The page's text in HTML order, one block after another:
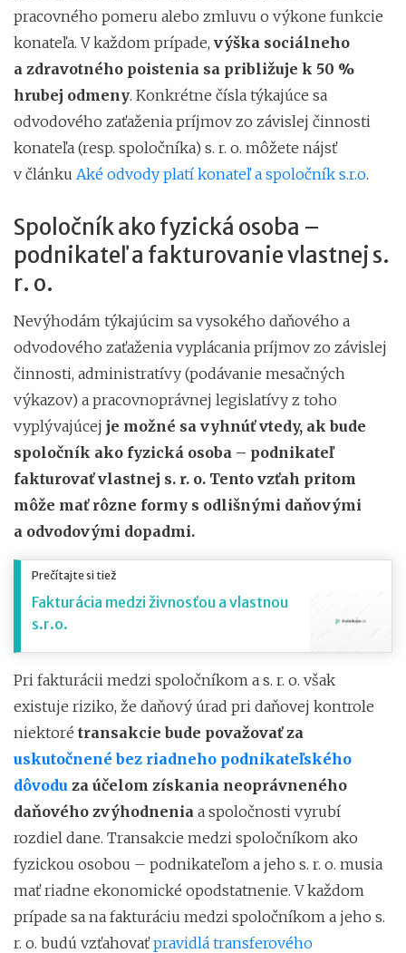
pracovného pomeru alebo zmluvu o výkone funkcie
konateľa. V každom prípade, výška sociálneho
a zdravotného poistenia sa približuje k 50 %
hrubej odmeny. Konkrétne čísla týkajúce sa
odvodového zaťaženia príjmov zo závislej činnosti
konateľa (resp. spoločníka) s. r. o. môžete nájsť
v článku Aké odvody platí konateľ a spoločník s.r.o.
Spoločník ako fyzická osoba –
podnikateľ a fakturovanie vlastnej s.
r. o.
Nevýhodám týkajúcim sa vysokého daňového a
odvodového zaťaženia vyplácania príjmov zo závislej
činnosti, administratívy (podávanie mesačných
výkazov) a pracovnoprávnej legislatívy z toho
vyplývajúcej je možné sa vyhnúť vtedy, ak bude
spoločník ako fyzická osoba – podnikateľ
fakturovať vlastnej s. r. o. Tento vzťah pritom
môže mať rôzne formy s odlišnými daňovými
a odvodovými dopadmi.
Prečítajte si tiež
Fakturácia medzi živnosťou a vlastnou
s.r.o.
Pri fakturácii medzi spoločníkom a s. r. o. však
existuje riziko, že daňový úrad pri daňovej kontrole
niektoré transakcie bude považovať za
uskutočnené bez riadneho podnikateľského
dôvodu za účelom získania neoprávneného
daňového zvýhodnenia a spoločnosti vyrubí
rozdiel dane. Transakcie medzi spoločníkom ako
fyzickou osobou – podnikateľom a jeho s. r. o. musia
mať riadne ekonomické opodstatnenie. V každom
prípade sa na fakturáciu medzi spoločníkom a jeho s.
r. o. budú vzťahovaťpravidlá transferového